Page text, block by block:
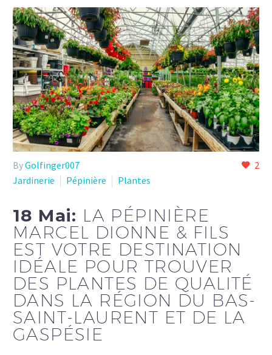
2
ByGolfinger007
Jardinerie
Pépinière Plantes
18 Mai: LA PÉPINIÈRE
MARCEL DIONNE & FILS
EST VOTRE DESTINATION
IDÉALE POUR TROUVER
DES PLANTES DE QUALITÉ
DANS LA RÉGION DU BAS-
SAINT-LAURENT ET DE LA
GASPÉSIE